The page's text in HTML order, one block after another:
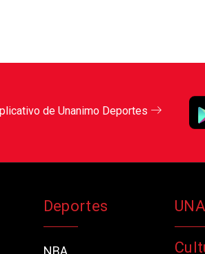
de Unanimo Deportes
Deportes
NBA